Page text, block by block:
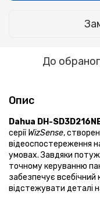
До
Опис
Dahua DH-
серії WizSense,
відеоспостереження
умовах. Завдяки
точному керуванню
забезпечує всебічний
відстежувати деталі